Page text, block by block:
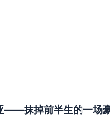
——抹掉前半生的一场